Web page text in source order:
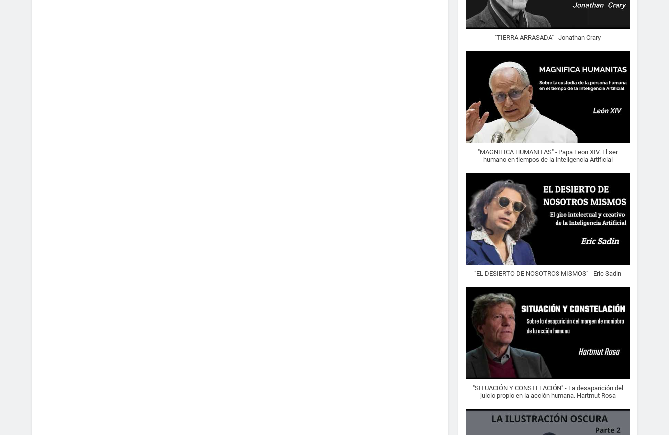
"TIERRA ARRASADA" - Jonathan Crary
"MAGNIFICA HUMANITAS" - Papa Leon XIV. El ser
humano en tiempos de la Inteligencia Artificial
"EL DESIERTO DE NOSOTROS MISMOS" - Eric Sadin
"SITUACIÓN Y CONSTELACIÓN" - La desaparición del
juicio propio en la acción humana. Hartmut Rosa